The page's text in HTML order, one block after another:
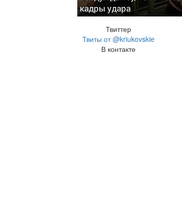
кадры удара
Твиттер
Твиты от @kriukovskie
В контакте